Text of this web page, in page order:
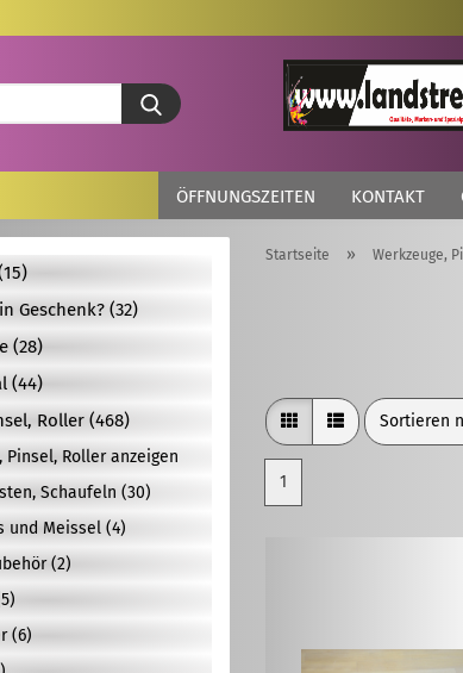
Suche...
ÖFFNUNGSZEITEN KONTAKT
Startseite » Werkzeuge,
Sortieren
Sortieren
1
Geschenk? (32)
(28)
(44)
Roller (468)
Pinsel, Roller anzeigen
Schaufeln (30)
und Meissel (4)
(2)
(6)